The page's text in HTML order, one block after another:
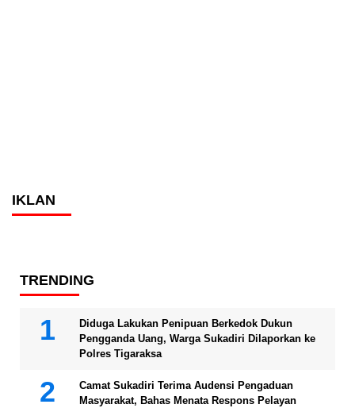
IKLAN
TRENDING
Diduga Lakukan Penipuan Berkedok Dukun
Pengganda Uang, Warga Sukadiri Dilaporkan ke
Polres Tigaraksa
Camat Sukadiri Terima Audensi Pengaduan
Masyarakat, Bahas Menata Respons Pelayan